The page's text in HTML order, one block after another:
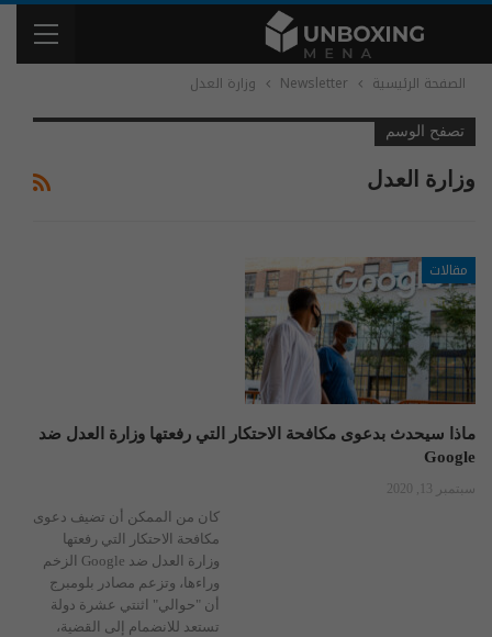
الصفحة الرئيسية Newsletter وزارة العدل
تصفح الوسم
وزارة العدل
مقالات
ماذا سيحدث بدعوى مكافحة الاحتكار التي رفعتها وزارة العدل ضد
Google
سبتمبر 13, 2020
كان من الممكن أن تضيف دعوى
مكافحة الاحتكار التي رفعتها
وزارة العدل ضد Google الزخم
وراءها، وتزعم مصادر بلومبرج
أن "حوالي" اثنتي عشرة دولة
تستعد للانضمام إلى القضية،